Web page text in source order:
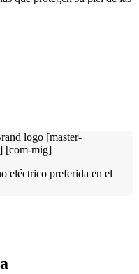
eléctrico preferida en el